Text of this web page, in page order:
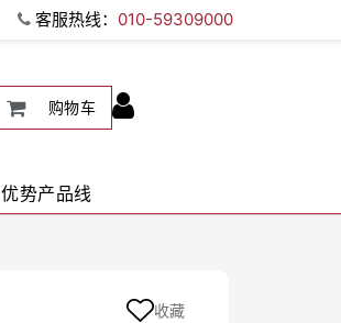
客服热线： 010-59309000
购物车
优势产品线
收藏